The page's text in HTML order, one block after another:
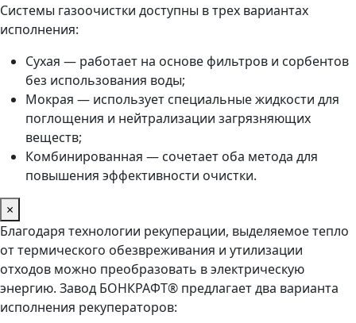
Системы газоочистки доступны в трех вариантах
исполнения:
Сухая — работает на основе фильтров и сорбентов
без использования воды;
Мокрая — использует специальные жидкости для
поглощения и нейтрализации загрязняющих
веществ;
Комбинированная — сочетает оба метода для
повышения эффективности очистки.
×
Благодаря технологии рекуперации, выделяемое тепло
от термического обезвреживания и утилизации
отходов можно преобразовать в электрическую
энергию. Завод БОНКРАФТ® предлагает два варианта
исполнения рекуператоров: